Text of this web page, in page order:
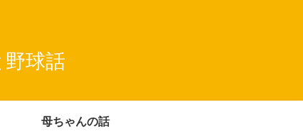
球話
母ちゃんの話